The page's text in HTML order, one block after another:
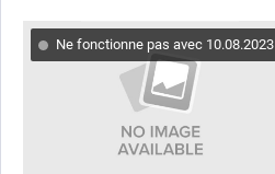
Ne fonctionne pas avec 10.08.2023